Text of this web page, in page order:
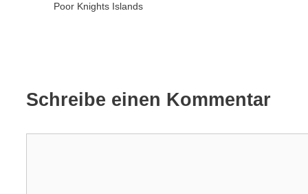
Poor Knights Islands
Schreibe einen Kommentar